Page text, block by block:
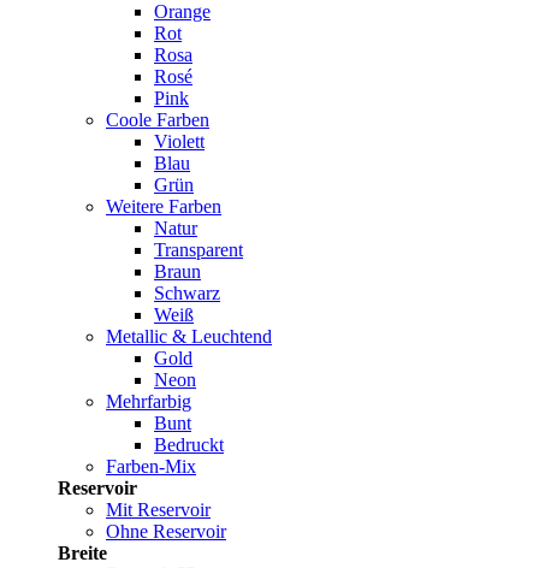
Orange
Rot
Rosa
Rosé
Pink
Coole Farben
Violett
Blau
Grün
Weitere Farben
Natur
Transparent
Braun
Schwarz
Weiß
Metallic & Leuchtend
Gold
Neon
Mehrfarbig
Bunt
Bedruckt
Farben-Mix
Reservoir
Mit Reservoir
Ohne Reservoir
Breite